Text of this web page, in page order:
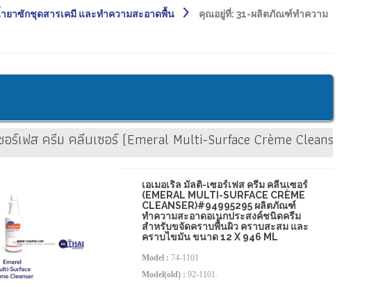
ำยาซักชุดสารเคมี และทำความสะอาดพื้น คุณอยู่ที่: 31-ผลิตภัณฑ์ทำความ
แน่นและสลายคราบไขมันสูตรเข้มข้น ใช้ได้กับหลากหลายพื้นผิว ขนาด
ซอร์เฟส ครีม คลีนเซอร์ (Emeral Multi-Surface Crème
เอเมอเริล มัลติ-เซอร์เฟส ครีม คลีนเซอร์
(EMERAL MULTI-SURFACE CRÈME
CLEANSER)#94995295 ผลิตภัณฑ์
ทำความสะอาดอเนกประสงค์ชนิดครีม
สำหรับขจัดคราบพื้นผิว คราบสะสม และ
คราบไขมัน ขนาด 12 X 946 ML
Model : 74-1101
Model(old) : 92-1101.